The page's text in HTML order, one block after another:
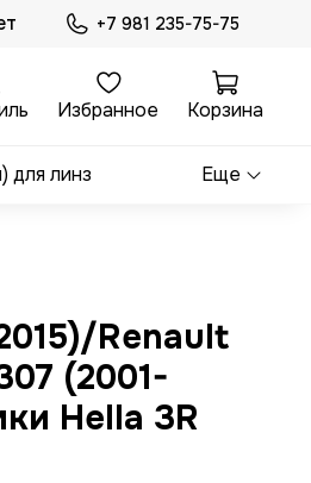
+7 981 235-75-75
Избранное Корзина
для линз Еще
Renault
(2001-
Hella 3R